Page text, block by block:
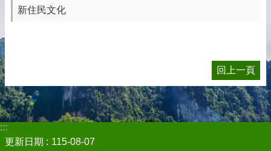
新住民文化
回上一頁
:::
更新日期
115-08-07